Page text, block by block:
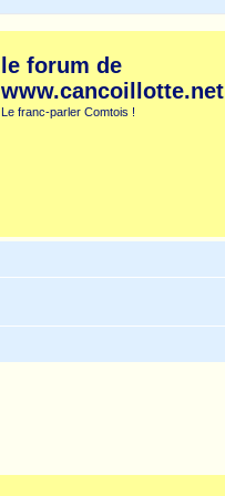
le forum de
www.cancoillotte.net
Le franc-parler Comtois !